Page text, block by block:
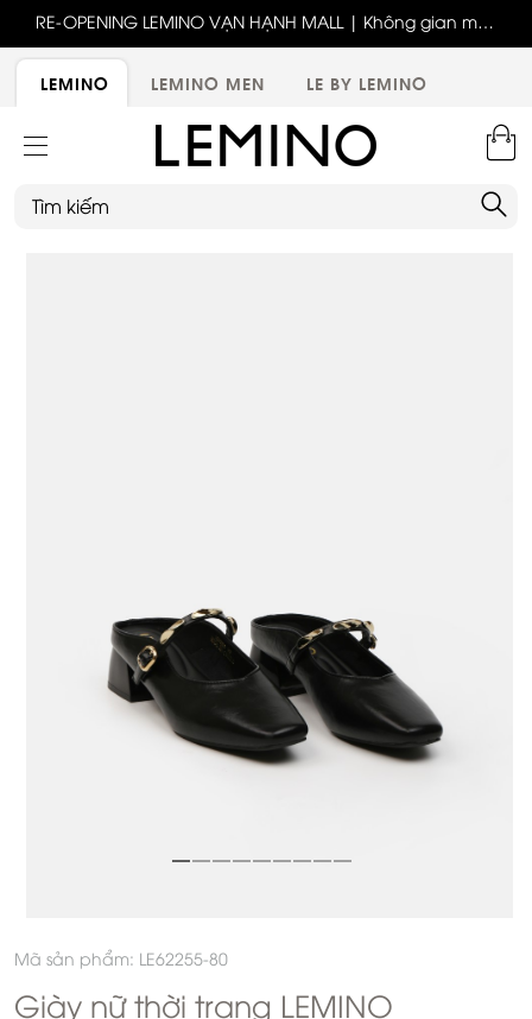
RE-OPENING LEMINO VẠN HẠNH MALL | Không gian mới,
trải nghiệm mới, ưu đãi tri ân đặc biệt
LEMINO
LEMINO MEN LE BY LEMINO
Mã sản phẩm: LE62255-80
Giày nữ thời trang LEMINO